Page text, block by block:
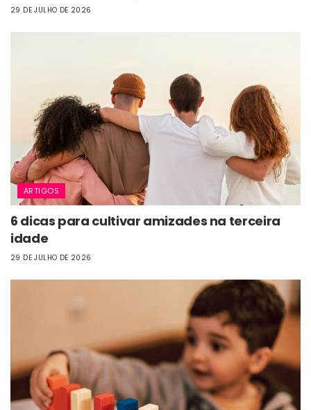
29 DE JULHO DE 2026
ARTIGOS
6 dicas para cultivar amizades na terceira
idade
29 DE JULHO DE 2026